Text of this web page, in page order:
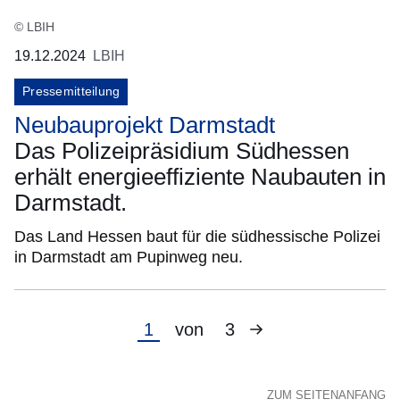
© LBIH
19.12.2024 LBIH
Pressemitteilung
Neubauprojekt Darmstadt
Das Polizeipräsidium Südhessen
erhält energieeffiziente Naubauten in
Darmstadt.
Das Land Hessen baut für die südhessische Polizei
in Darmstadt am Pupinweg neu.
Aktuelle
1 von 3
Nächste
ZUM SEITENANFANG